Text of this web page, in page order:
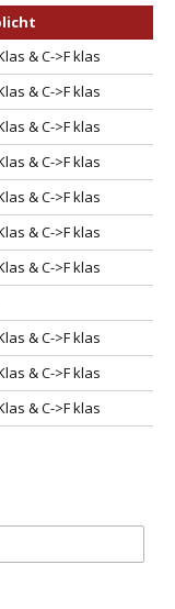
& C->F klas
& C->F klas
& C->F klas
& C->F klas
& C->F klas
& C->F klas
& C->F klas
& C->F klas
& C->F klas
& C->F klas